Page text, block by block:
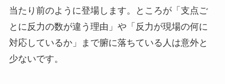
当たり前のように登場します。ところが「支点ご
とに反力の数が違う理由」や「反力が現場の何に
対応しているか」まで腑に落ちている人は意外と
少ないです。